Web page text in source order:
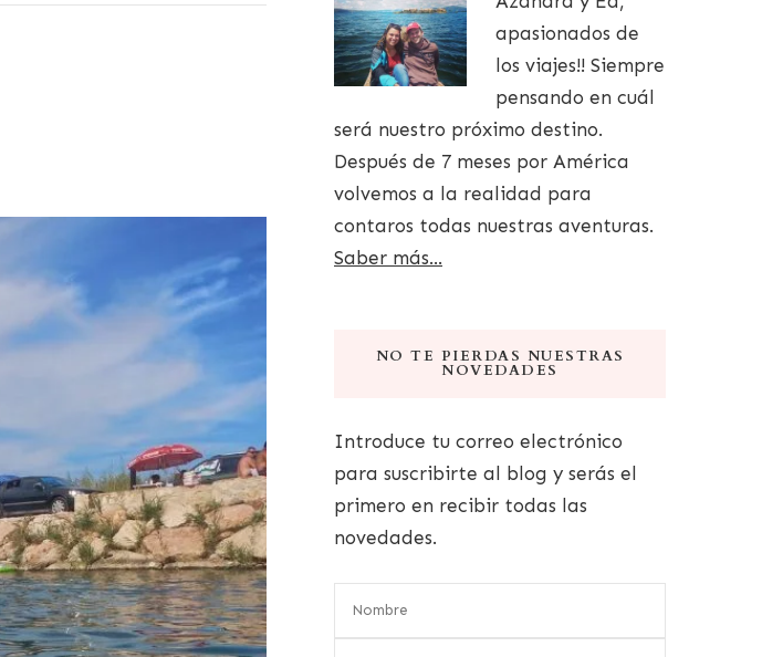
apasionados de
los viajes!! Siempre
pensando en cuál
será nuestro próximo destino.
Después de 7 meses por América
volvemos a la realidad para
contaros todas nuestras aventuras.
Saber más...
NO TE PIERDAS NUESTRAS
NOVEDADES
Introduce tu correo electrónico
para suscribirte al blog y serás el
primero en recibir todas las
novedades.